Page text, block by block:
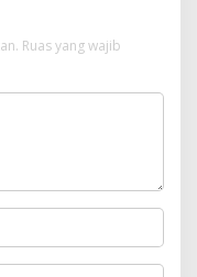
Ruas yang wajib